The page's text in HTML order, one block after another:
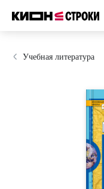
Учебная литература